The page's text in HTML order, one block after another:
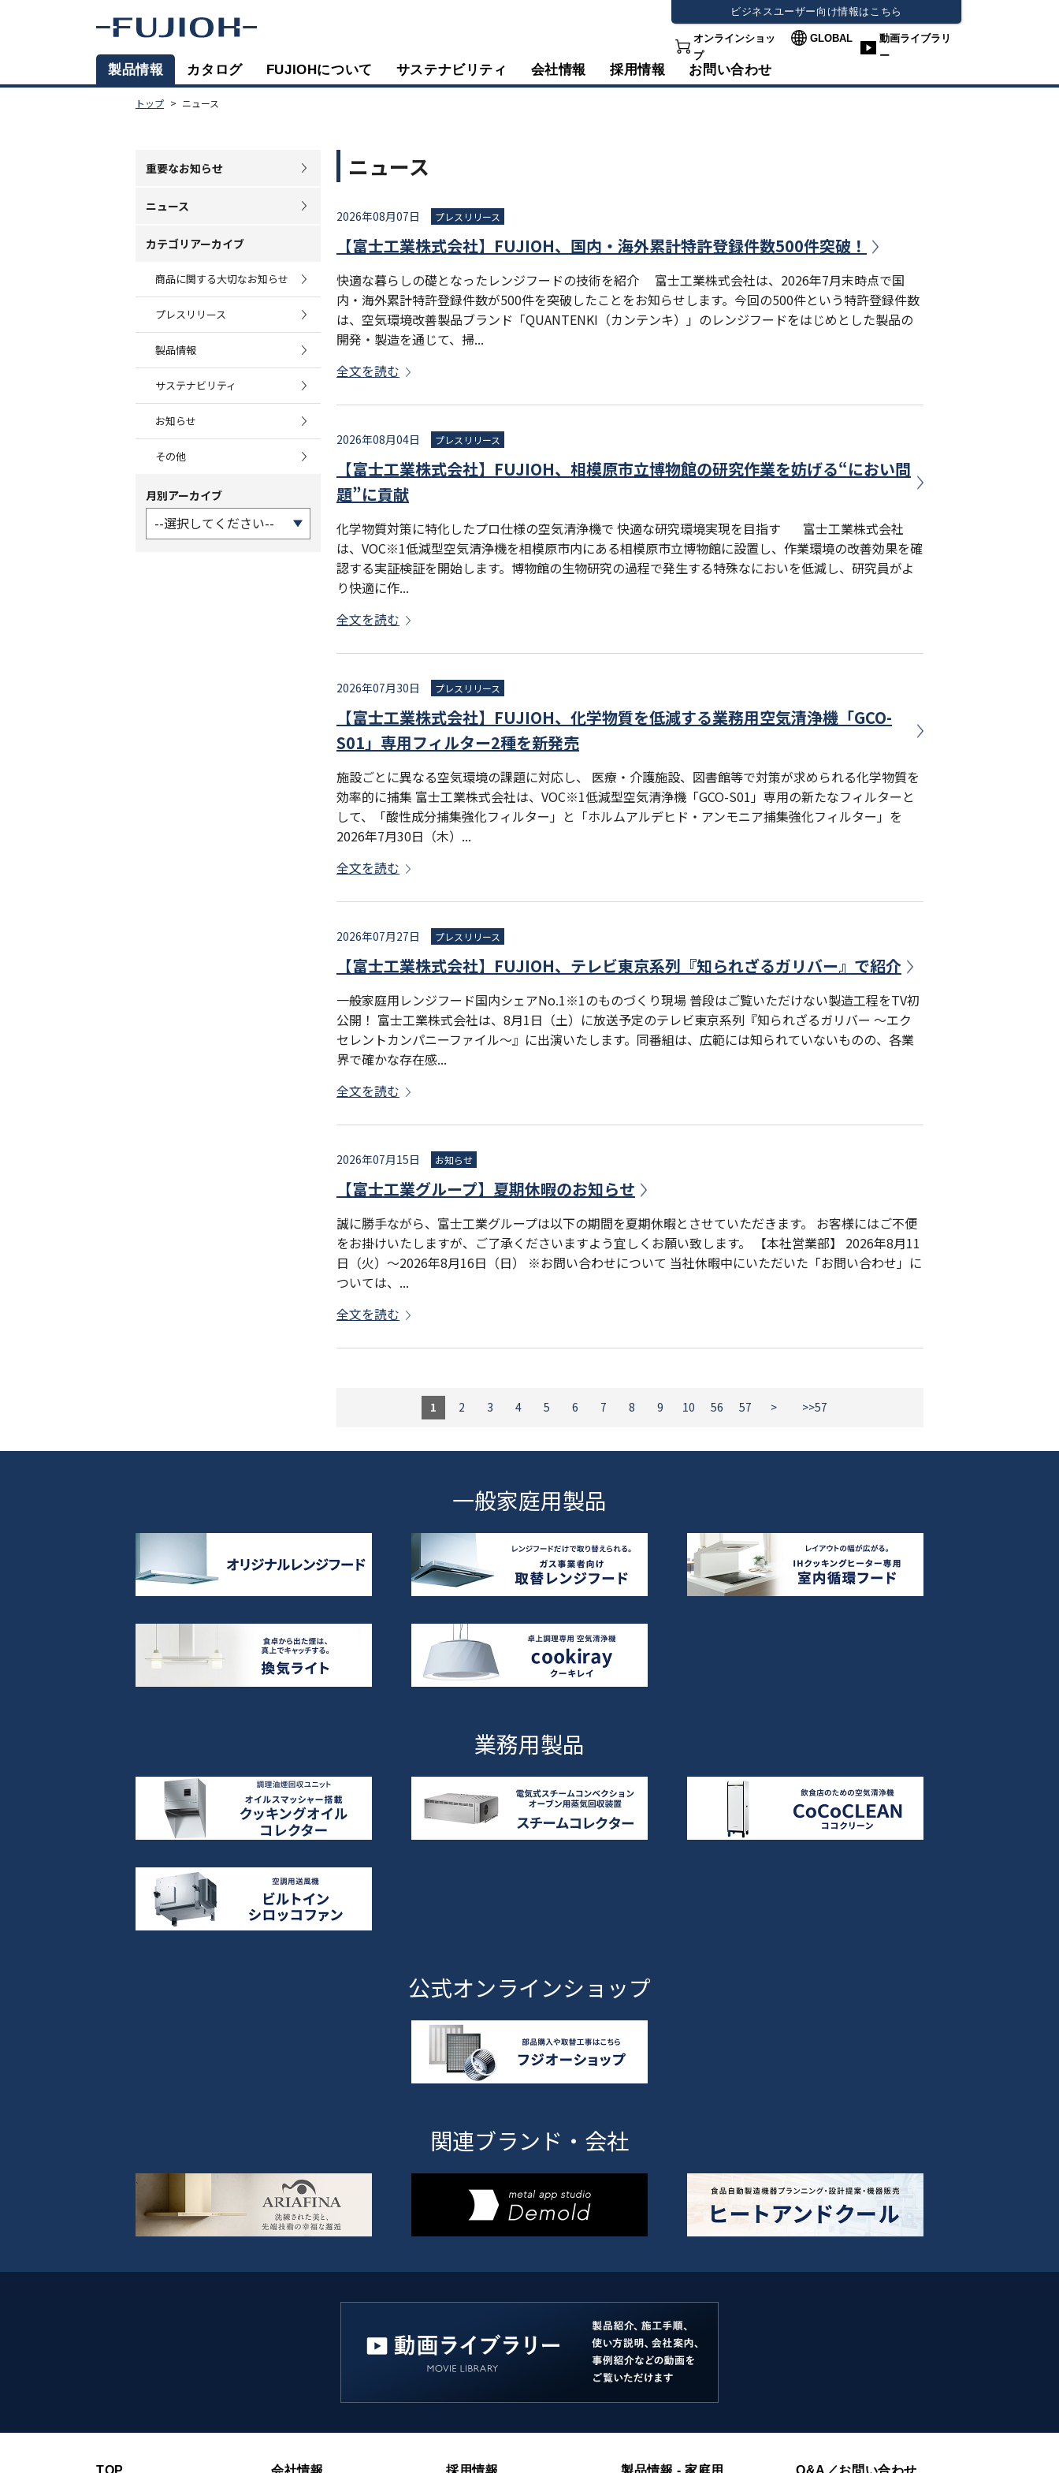
ビジネスユーザー向け情報はこちら
オンラインショッ
プ
GLOBAL
動画ライブラリ
ー
製品情報 カタログ FUJIOHについて サステナビリティ 会社情報 採用情報 お問い合わせ
トップ ニュース
ニュース
2026年08月07日 プレスリリース
【富士工業株式会社】FUJIOH、国内・海外累計特許登録件数500件突破！
快適な暮らしの礎となったレンジフードの技術を紹介 富士工業株式会社は、2026年7月末時点で国
内・海外累計特許登録件数が500件を突破したことをお知らせします。今回の500件という特許登録件数
は、空気環境改善製品ブランド「QUANTENKI（カンテンキ）」のレンジフードをはじめとした製品の
開発・製造を通じて、掃...
全文を読む
2026年08月04日 プレスリリース
【富士工業株式会社】FUJIOH、相模原市立博物館の研究作業を妨げる“におい問
題”に貢献
化学物質対策に特化したプロ仕様の空気清浄機で 快適な研究環境実現を目指す 富士工業株式会社
は、VOC※1低減型空気清浄機を相模原市内にある相模原市立博物館に設置し、作業環境の改善効果を確
認する実証検証を開始します。博物館の生物研究の過程で発生する特殊なにおいを低減し、研究員がよ
り快適に作...
全文を読む
2026年07月30日 プレスリリース
【富士工業株式会社】FUJIOH、化学物質を低減する業務用空気清浄機「GCO-
S01」専用フィルター2種を新発売
施設ごとに異なる空気環境の課題に対応し、 医療・介護施設、図書館等で対策が求められる化学物質を
効率的に捕集 富士工業株式会社は、VOC※1低減型空気清浄機「GCO-S01」専用の新たなフィルターと
して、「酸性成分捕集強化フィルター」と「ホルムアルデヒド・アンモニア捕集強化フィルター」を
2026年7月30日（木）...
全文を読む
2026年07月27日 プレスリリース
【富士工業株式会社】FUJIOH、テレビ東京系列『知られざるガリバー』で紹介
一般家庭用レンジフード国内シェアNo.1※1のものづくり現場 普段はご覧いただけない製造工程をTV初
公開！ 富士工業株式会社は、8月1日（土）に放送予定のテレビ東京系列『知られざるガリバー ～エク
セレントカンパニーファイル～』に出演いたします。同番組は、広範には知られていないものの、各業
界で確かな存在感...
全文を読む
2026年07月15日 お知らせ
【富士工業グループ】夏期休暇のお知らせ
誠に勝手ながら、富士工業グループは以下の期間を夏期休暇とさせていただきます。 お客様にはご不便
をお掛けいたしますが、ご了承くださいますよう宜しくお願い致します。 【本社営業部】 2026年8月11
日（火）～2026年8月16日（日） ※お問い合わせについて 当社休暇中にいただいた「お問い合わせ」に
ついては、...
全文を読む
1 2 3 4 5 6 7 8 9 10 56 57 > >>57
重要なお知らせ
ニュース
カテゴリアーカイブ
商品に関する大切なお知らせ
プレスリリース
製品情報
サステナビリティ
お知らせ
その他
月別アーカイブ
一般家庭用製品
業務用製品
公式オンラインショップ
関連ブランド・会社
TOP 会社情報 採用情報 製品情報 - 家庭用 Q&A／お問い合わせ